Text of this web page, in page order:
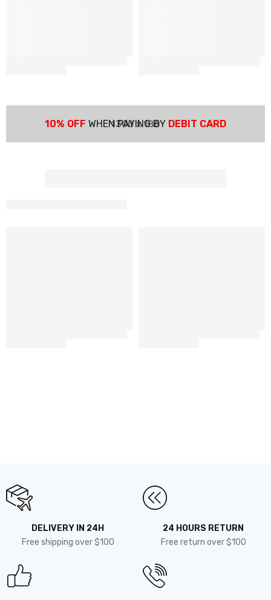
10% OFF WHEN PAYING BY DEBIT CARD
DELIVERY IN 24H
Free shipping over $100
24 HOURS RETURN
Free return over $100